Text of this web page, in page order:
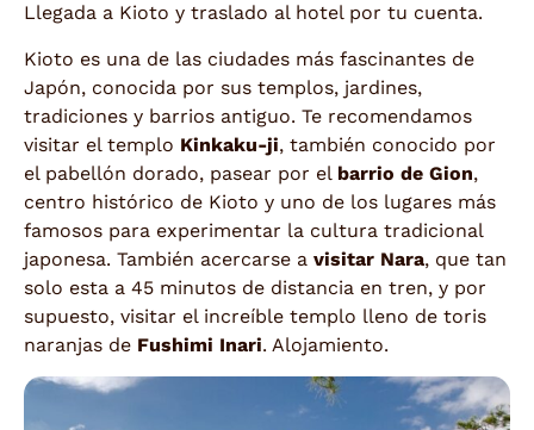
Llegada a Kioto y traslado al hotel por tu cuenta.
Kioto es una de las ciudades más fascinantes de
Japón, conocida por sus templos, jardines,
tradiciones y barrios antiguo. Te recomendamos
visitar el templo Kinkaku-ji, también conocido por
el pabellón dorado, pasear por el barrio de Gion,
centro histórico de Kioto y uno de los lugares más
famosos para experimentar la cultura tradicional
japonesa. También acercarse a visitar Nara, que tan
solo esta a 45 minutos de distancia en tren, y por
supuesto, visitar el increíble templo lleno de toris
naranjas de Fushimi Inari. Alojamiento.